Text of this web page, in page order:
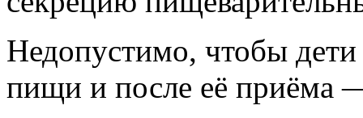
Недопустимо, чтобы
пищи и после её приёма